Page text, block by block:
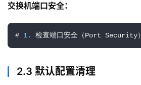
交换机端口安全：
# 1. 检查端口安全（Port Security）
2.3 默认配置清理